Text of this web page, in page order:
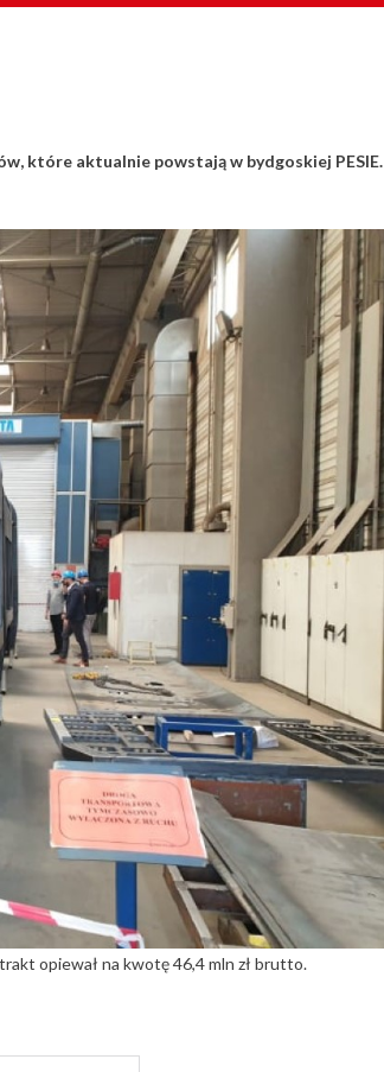
które aktualnie powstają w bydgoskiej PESIE.
opiewał na kwotę 46,4 mln zł brutto.